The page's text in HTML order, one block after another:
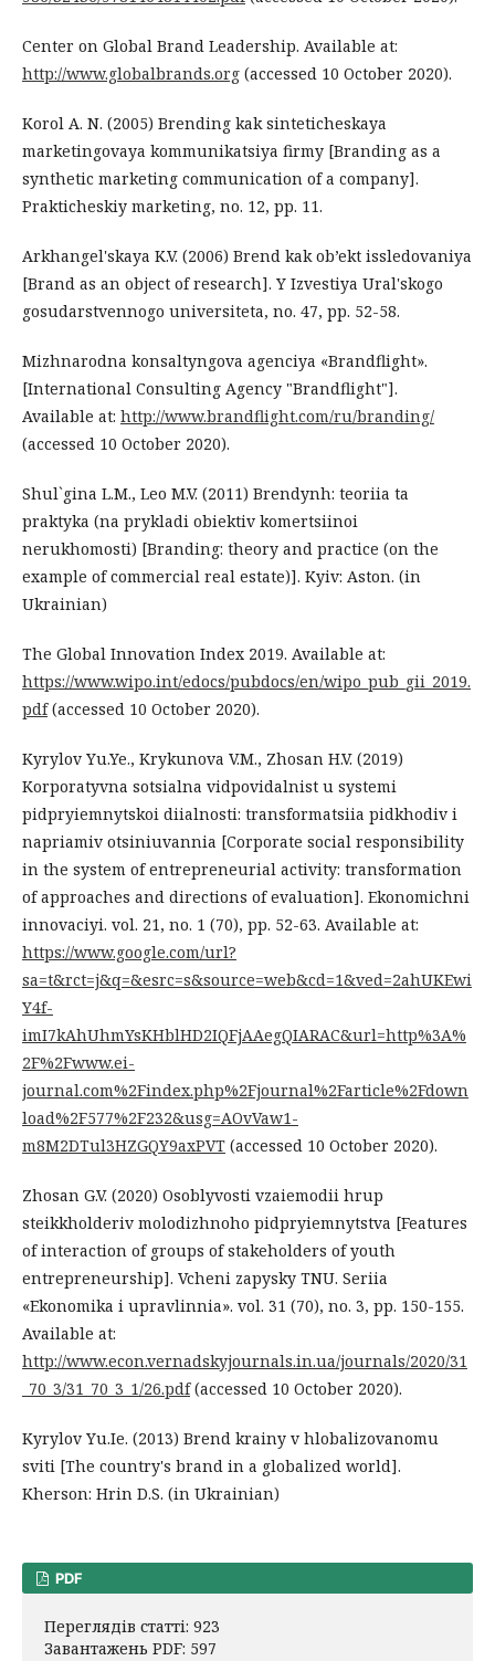
Center on Global Brand Leadership. Available at:
http://www.globalbrands.org (accessed 10 October 2020).
Korol A. N. (2005) Brending kak sinteticheskaya
marketingovaya kommunikatsiya firmy [Branding as a
synthetic marketing communication of a company].
Prakticheskiy marketing, no. 12, pp. 11.
Arkhangel'skaya K.V. (2006) Brend kak ob’ekt issledovaniya
[Brand as an object of research]. Y Izvestiya Ural'skogo
gosudarstvennogo universiteta, no. 47, pp. 52-58.
Mizhnarodna konsaltyngova agenciya «Brandflight».
[International Consulting Agency "Brandflight"].
Available at: http://www.brandflight.com/ru/branding/
(accessed 10 October 2020).
Shul`gina L.M., Leo M.V. (2011) Brendynh: teoriia ta
praktyka (na prykladi obiektiv komertsiinoi
nerukhomosti) [Branding: theory and practice (on the
example of commercial real estate)]. Kyiv: Aston. (in
Ukrainian)
The Global Innovation Index 2019. Available at:
https://www.wipo.int/edocs/pubdocs/en/wipo_pub_gii_2019.
pdf(accessed 10 October 2020).
Kyrylov Yu.Ye., Krykunova V.M., Zhosan H.V. (2019)
Korporatyvna sotsialna vidpovidalnist u systemi
pidpryiemnytskoi diialnosti: transformatsiia pidkhodiv i
napriamiv otsiniuvannia [Corporate social responsibility
in the system of entrepreneurial activity: transformation
of approaches and directions of evaluation]. Ekonomichni
innovaciyi. vol. 21, no. 1 (70), pp. 52-63. Available at:
https://www.google.com/url?
sa=t&rct=j&q=&esrc=s&source=web&cd=1&ved=2ahUKEwi
Y4f-
imI7kAhUhmYsKHblHD2IQFjAAegQIARAC&url=http%3A%
2F%2Fwww.ei-
journal.com%2Findex.php%2Fjournal%2Farticle%2Fdown
load%2F577%2F232&usg=AOvVaw1-
m8M2DTul3HZGQY9axPVT (accessed 10 October 2020).
Zhosan G.V. (2020) Osoblyvosti vzaiemodii hrup
steikkholderiv molodizhnoho pidpryiemnytstva [Features
of interaction of groups of stakeholders of youth
entrepreneurship]. Vcheni zapysky TNU. Seriia
«Ekonomika i upravlinnia». vol. 31 (70), no. 3, pp. 150-155.
Available at:
http://www.econ.vernadskyjournals.in.ua/journals/2020/31
_70_3/31_70_3_1/26.pdf(accessed 10 October 2020).
Kyrylov Yu.Ie. (2013) Brend krainy v hlobalizovanomu
sviti [The country's brand in a globalized world].
Kherson: Hrin D.S. (in Ukrainian)
PDF
Переглядів статті: 923
Завантажень PDF: 597